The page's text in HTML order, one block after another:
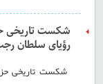
شکست تاریخی
رؤیای سلطان
شکست تاریخی